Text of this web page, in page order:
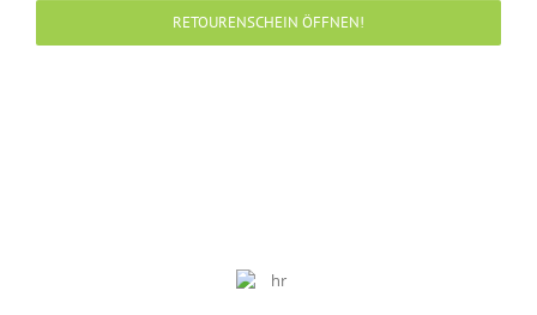
RETOURENSCHEIN ÖFFNEN!